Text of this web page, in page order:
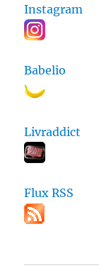
Instagram
Babelio
Livraddict
Flux RSS